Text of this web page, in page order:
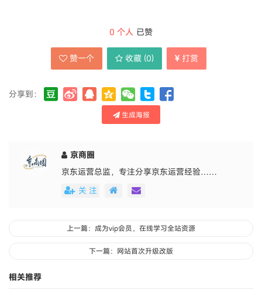
0 个人 已赞
赞一个 收藏 (0) 打赏
分享到：
生成海报
京商圈
京东运营总监，专注分享京东运营经验……
关 注
上一篇：成为vip会员，在线学习全站资源
下一篇：网站首次升级改版
相关推荐